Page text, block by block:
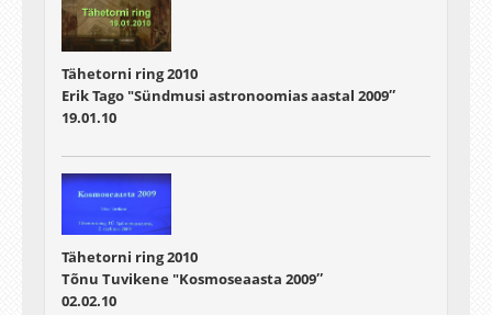
Tähetorni ring 2010
Erik Tago "Sündmusi astronoomias aastal 2009″
19.01.10
Tähetorni ring 2010
Tõnu Tuvikene "Kosmoseaasta 2009″
02.02.10